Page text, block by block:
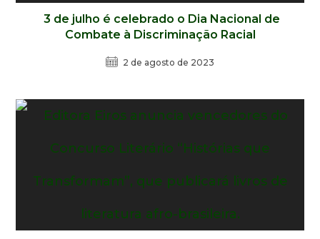
3 de julho é celebrado o Dia Nacional de
Combate à Discriminação Racial
2 de agosto de 2023